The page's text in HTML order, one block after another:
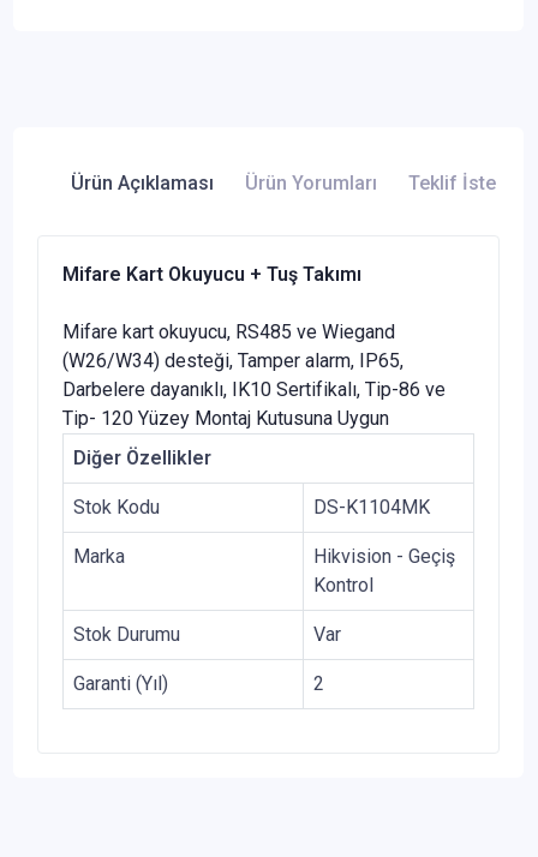
Ürün Açıklaması Ürün Yorumları Teklif İste
Mifare Kart Okuyucu + Tuş Takımı
Mifare kart okuyucu, RS485 ve Wiegand
(W26/W34) desteği, Tamper alarm, IP65,
Darbelere dayanıklı, IK10 Sertifikalı, Tip-86 ve
Tip- 120 Yüzey Montaj Kutusuna Uygun
Diğer Özellikler
Stok Kodu DS-K1104MK
Marka
Hikvision - Geçiş
Kontrol
Stok Durumu Var
Garanti (Yıl) 2